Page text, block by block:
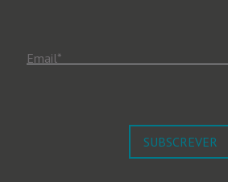
Email*
SUBSCREVER